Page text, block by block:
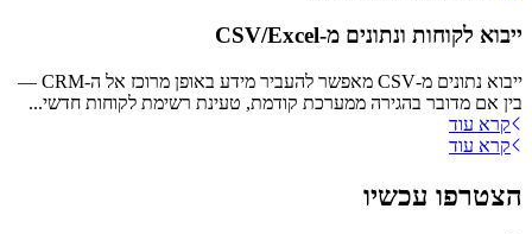
ייבוא לקוחות ונתונים מ-CSV/Excel
ייבוא נתונים מ-CSV מאפשר להעביר מידע באופן מרוכז אל ה-CRM —
בין אם מדובר בהגירה ממערכת קודמת, טעינת רשימת לקוחות חדשי...
קרא עוד
קרא עוד
הצטרפו עכשיו